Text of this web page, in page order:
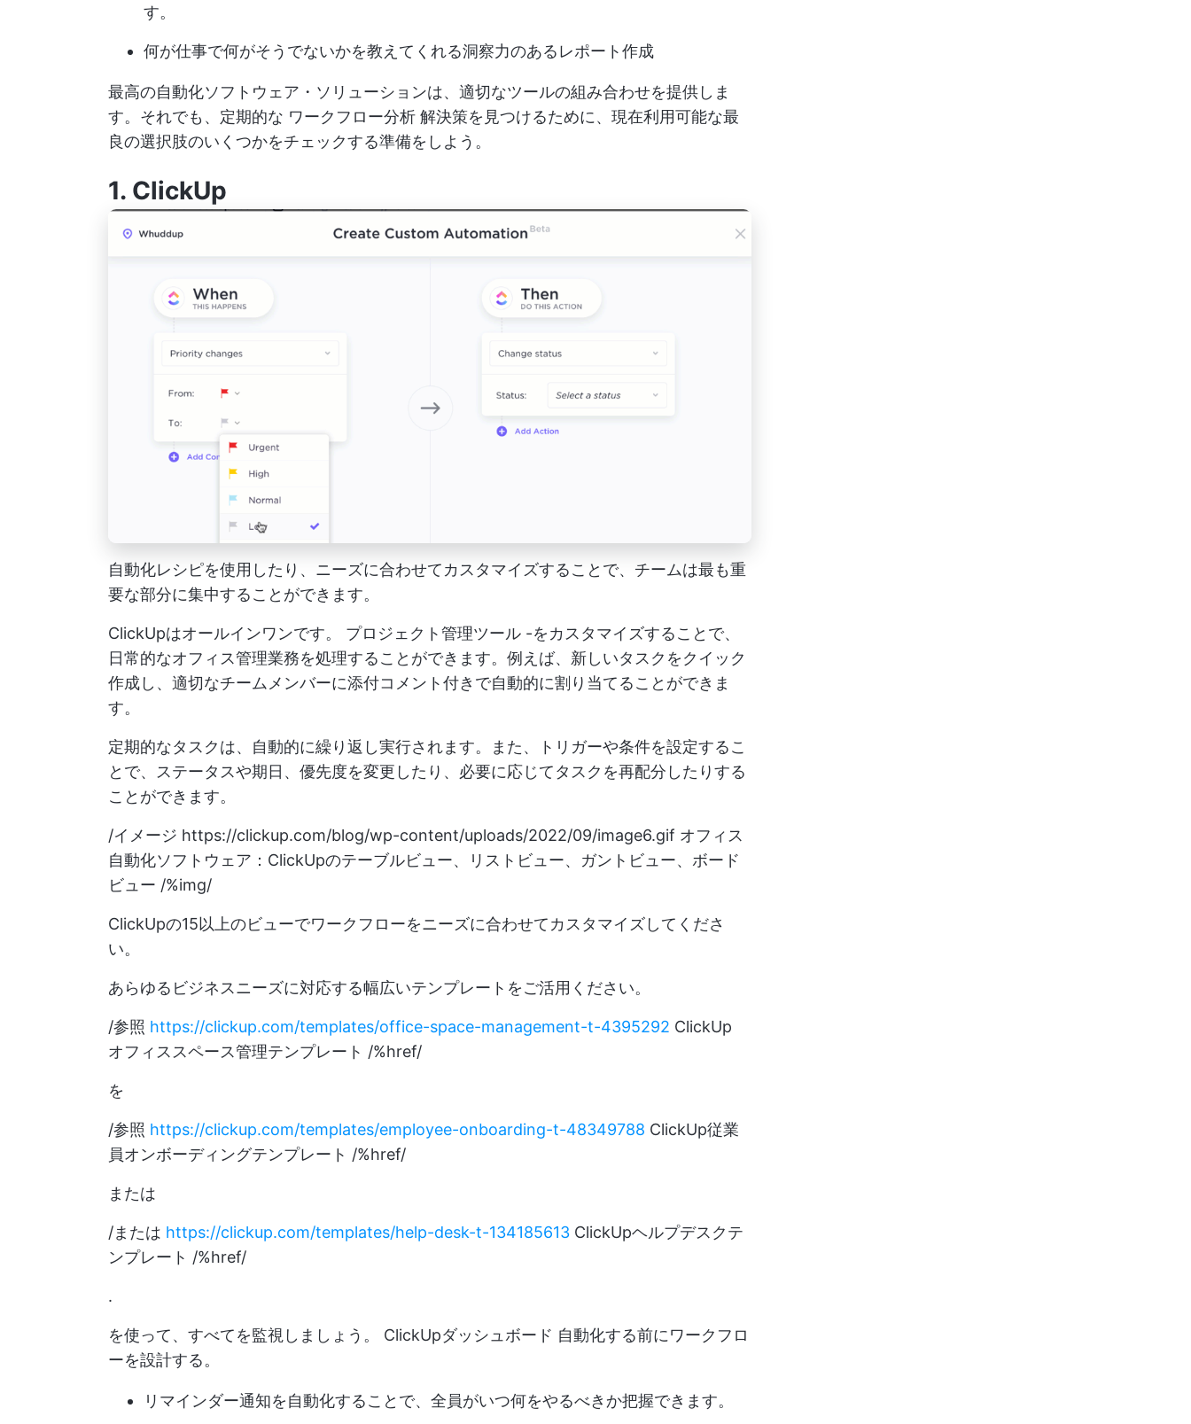
す。
何が仕事で何がそうでないかを教えてくれる洞察力のあるレポート作成
最高の自動化ソフトウェア・ソリューションは、適切なツールの組み合わせを提供しま
す。それでも、定期的な ワークフロー分析 解決策を見つけるために、現在利用可能な最
良の選択肢のいくつかをチェックする準備をしよう。
1. ClickUp
自動化レシピを使用したり、ニーズに合わせてカスタマイズすることで、チームは最も重
要な部分に集中することができます。
ClickUpはオールインワンです。 プロジェクト管理ツール -をカスタマイズすることで、
日常的なオフィス管理業務を処理することができます。例えば、新しいタスクをクイック
作成し、適切なチームメンバーに添付コメント付きで自動的に割り当てることができま
す。
定期的なタスクは、自動的に繰り返し実行されます。また、トリガーや条件を設定するこ
とで、ステータスや期日、優先度を変更したり、必要に応じてタスクを再配分したりする
ことができます。
/イメージ https://clickup.com/blog/wp-content/uploads/2022/09/image6.gif オフィス
自動化ソフトウェア：ClickUpのテーブルビュー、リストビュー、ガントビュー、ボード
ビュー /%img/
ClickUpの15以上のビューでワークフローをニーズに合わせてカスタマイズしてくださ
い。
あらゆるビジネスニーズに対応する幅広いテンプレートをご活用ください。
/参照 https://clickup.com/templates/office-space-management-t-4395292 ClickUp
オフィススペース管理テンプレート /%href/
を
/参照 https://clickup.com/templates/employee-onboarding-t-48349788 ClickUp従業
員オンボーディングテンプレート /%href/
または
/または https://clickup.com/templates/help-desk-t-134185613 ClickUpヘルプデスクテ
ンプレート /%href/
.
を使って、すべてを監視しましょう。 ClickUpダッシュボード 自動化する前にワークフロ
ーを設計する。
リマインダー通知を自動化することで、全員がいつ何をやるべきか把握できます。